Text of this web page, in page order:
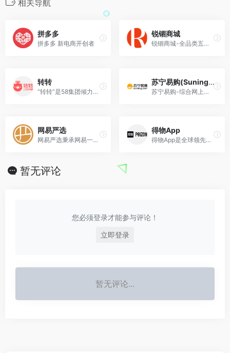
相关导航
拼多多
拼多多 新电商开创者
锐锢商城
锐锢商城-全品类五金机电直供平台，集全一线高性价比品牌，涵盖18大类，近万种商品及配件。100%正品，全国联保，专业配送。“品类更全，优惠更大，服务更优”——买五金机电产品，上锐...
转转
“转转”是58集团倾力打造的闲置二手交易平台。
苏宁易购(Suning.com)
苏宁易购-综合网上购物平台，商品涵盖家电、手机、电脑、超市、母婴、服装、百货、海外购等品类。
网易严选
网易严选秉承网易一贯的严谨态度，深入世界各地，严格把关所有商品的产地、工艺、原材料，甄选居家、厨房、饮食等各类商品，力求给你最优质的商品。
得物App
得物App是全球领先的集正品潮流电商和潮流生活社区于一体的新一代潮流网购社区。
暂无评论
您必须登录才能参与评论！
立即登录
暂无评论...